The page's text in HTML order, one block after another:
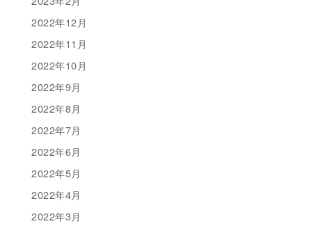
2022年12月
2022年11月
2022年10月
2022年9月
2022年8月
2022年7月
2022年6月
2022年5月
2022年4月
2022年3月